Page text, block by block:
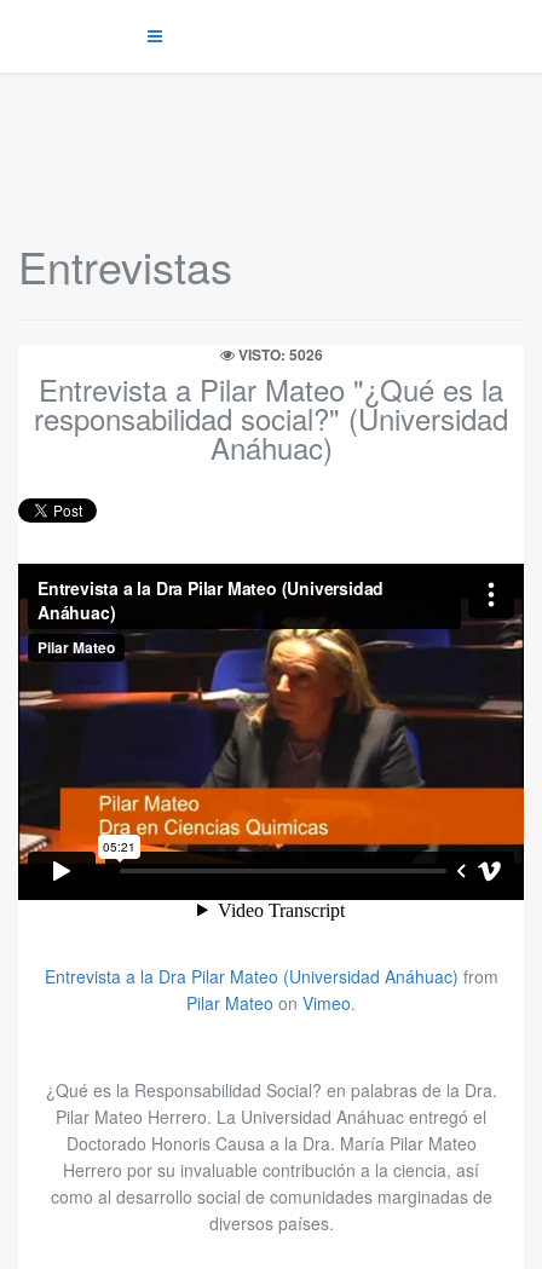
Entrevistas
VISTO: 5026
Entrevista a Pilar Mateo "¿Qué es la
responsabilidad social?" (Universidad
Anáhuac)
Entrevista a la Dra Pilar Mateo (Universidad Anáhuac) from
Pilar Mateo on Vimeo.
¿Qué es la Responsabilidad Social? en palabras de la Dra.
Pilar Mateo Herrero. La Universidad Anáhuac entregó el
Doctorado Honoris Causa a la Dra. María Pilar Mateo
Herrero por su invaluable contribución a la ciencia, así
como al desarrollo social de comunidades marginadas de
diversos países.